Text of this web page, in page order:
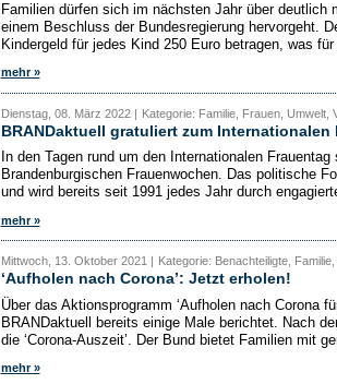
Familien dürfen sich im nächsten Jahr über deutlich
einem Beschluss der Bundesregierung hervorgeht.
Kindergeld für jedes Kind 250 Euro betragen, was
mehr »
Dienstag, 08. März 2022 | Kategorie: Familie, Frauen, Umwelt,
BRANDaktuell gratuliert zum Internationalen
In den Tagen rund um den Internationalen
Brandenburgischen Frauenwochen. Das politische
und wird bereits seit 1991 jedes Jahr durch
mehr »
Mittwoch, 13. Oktober 2021 | Kategorie: Benachteiligte,
‘Aufholen nach Corona’: Jetzt erholen!
Über das Aktionsprogramm ‘Aufholen nach Corona
BRANDaktuell bereits einige Male berichtet. Nach
die ‘Corona-Auszeit’. Der Bund bietet Familien mit
mehr »